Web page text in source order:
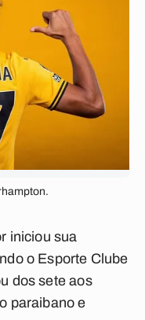
iniciou sua
o Esporte Clube
dos sete aos
paraibano e